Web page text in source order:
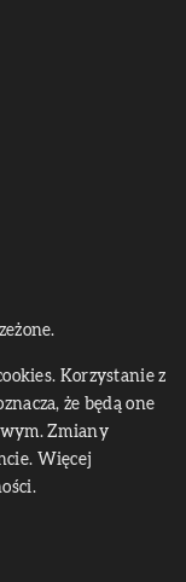
Korzystanie z
że będą one
Zmiany
Więcej
.